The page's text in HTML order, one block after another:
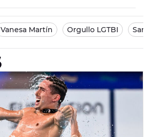
Vanesa Martín Orgullo LGTBI